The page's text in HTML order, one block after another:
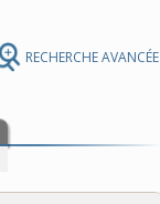
RECHERCHE AVANCÉE